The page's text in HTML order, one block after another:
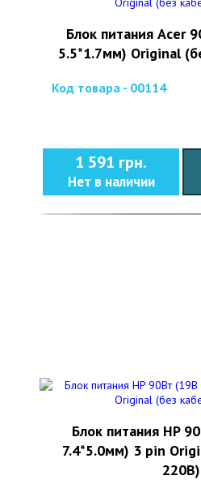
Блок питания Acer
5.5*1.7мм) Original
Код товара - 00114
1 591 грн.
Нет в наличии
Блок питания HP
7.4*5.0мм) 3 pin
220В)